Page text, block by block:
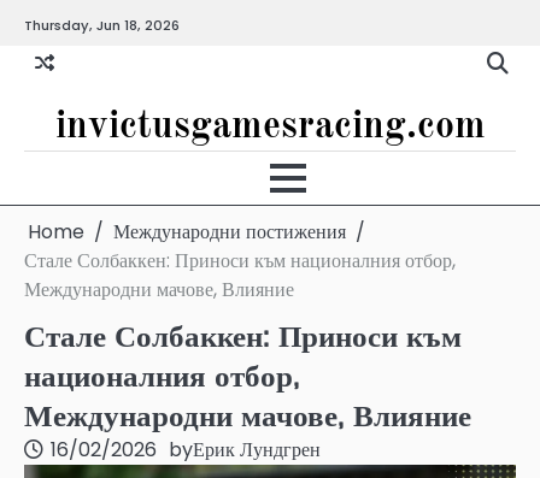
content
Thursday, Jun 18, 2026
invictusgamesracing.com
Home
Международни постижения
Стале Солбаккен: Приноси към националния отбор,
Международни мачове, Влияние
Стале Солбаккен: Приноси към
националния отбор,
Международни мачове, Влияние
16/02/2026 byЕрик Лундгрен